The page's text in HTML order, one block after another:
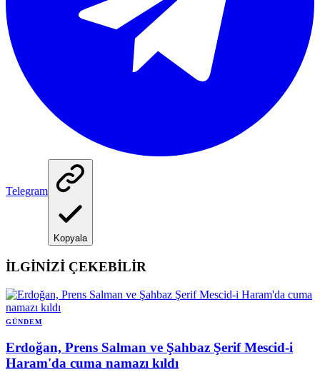
Telegram
Kopyala
İLGİNİZİ ÇEKEBİLİR
GÜNDEM
Erdoğan, Prens Salman ve Şahbaz Şerif Mescid-i
Haram'da cuma namazı kıldı